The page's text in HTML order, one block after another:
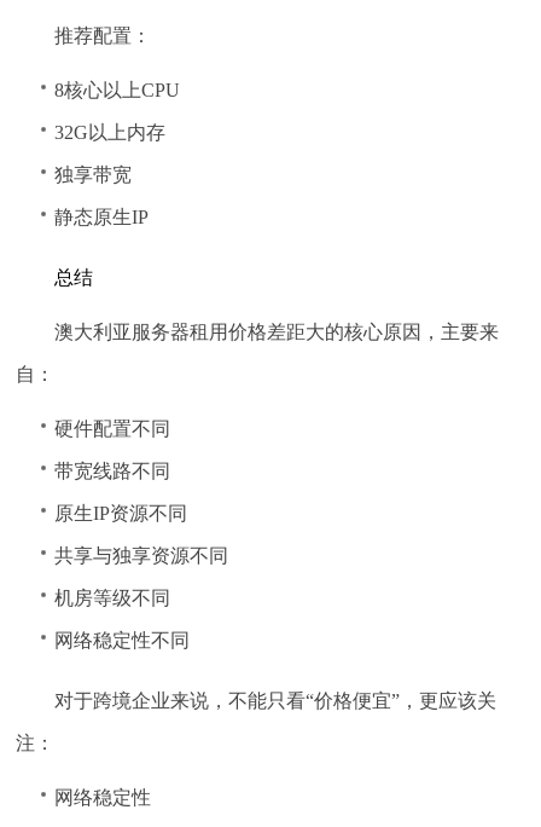
推荐配置：
8核心以上CPU
32G以上内存
独享带宽
静态原生IP
总结
澳大利亚服务器租用价格差距大的核心原因，主要来
自：
硬件配置不同
带宽线路不同
原生IP资源不同
共享与独享资源不同
机房等级不同
网络稳定性不同
对于跨境企业来说，不能只看“价格便宜”，更应该关
注：
网络稳定性